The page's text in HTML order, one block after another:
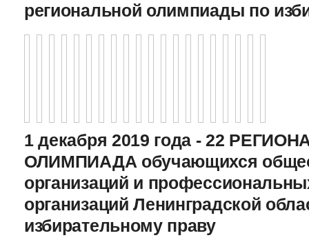
региональной олимпиады по
1 декабря 2019 года - 22
ОЛИМПИАДА обучающихся
организаций и
организаций Ленинградской
избирательному праву